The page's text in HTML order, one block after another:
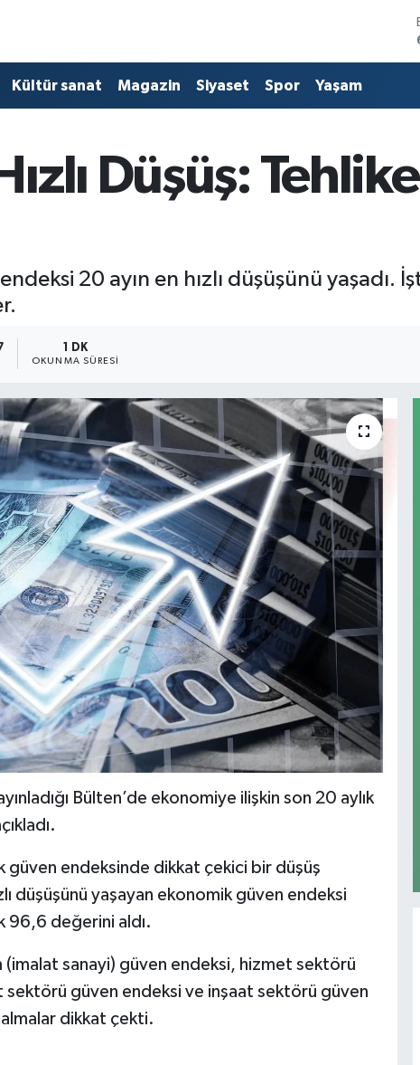
Kültür sanat Magazin Siyaset Spor Yaşam
Düşüş:
20 ayın en hızlı düşüşünü yaşadı.
1 DK
OKUNMA SÜRESI
Bülten’de ekonomiye ilişkin son 20 aylık
güven endeksinde dikkat çekici bir düşüş
düşüşünü yaşayan ekonomik güven endeksi
96,6 değerini aldı.
sanayi) güven endeksi, hizmet sektörü
güven endeksi ve inşaat sektörü güven
dikkat çekti.